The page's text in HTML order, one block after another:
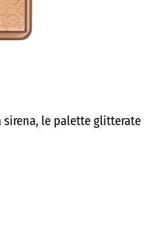
sirena, le palette glitterate